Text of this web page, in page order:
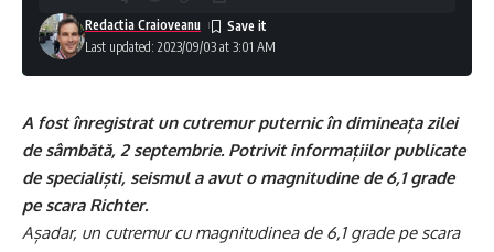
Last updated: 2023/09/03 at 3:01 AM
Redactia Craioveanu
A fost înregistrat un cutremur puternic în dimineața zilei
de sâmbătă, 2 septembrie. Potrivit informațiilor publicate
de specialiști, seismul a avut o magnitudine de 6,1 grade
pe scara Richter.
Așadar, un cutremur cu magnitudinea de 6,1 grade pe scara